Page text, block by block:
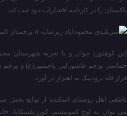
پاکستان را در کارنامه افتخارات خود ثبت کند.
این کوهنورد جوان و با تجربه شهرستان
حماسی پرچم عاشورایی یاحسین(ع) و پرچم
فراز قله برودپیک به اهتزاز در آورد.
ناطقی اهل روستای اسکنده از توابع بخش
می توان به اوج کمونیسم، کورژنفسکایا،